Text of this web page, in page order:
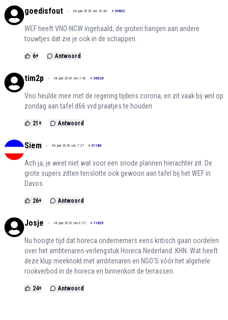
goedisfout 08 juni 2026 om 10:40 + 39832
WEF heeft VNO-NCW ingehaald, de groten hangen aan andere
touwtjes dat zie je ook in de schappen.
6+ Antwoord
tim2p 08 juni 2026 om 7:56 + 36526
Vno heulde mee met de regering tijdens corona, en zit vaak bij wnl op
zondag aan tafel d66 vvd praatjes te houden
21+ Antwoord
Siem 08 juni 2026 om 7:27 + 31180
Ach ja, je weet niet wat voor een snode plannen hierachter zit. De
grote supers zitten tenslotte ook gewoon aan tafel bij het WEF in
Davos.
26+ Antwoord
Josje 08 juni 2026 om 6:57 + 11825
Nu hoogte tijd dat horeca ondernemers eens kritisch gaan oordelen
over het ambtenaren-verlengstuk Horeca Nederland..KHN. Wat heeft
deze klup meeknokt met ambtenaren en NGO'S vóór het algehele
rookverbod in de horeca en binnenkort de terrassen.
24+ Antwoord